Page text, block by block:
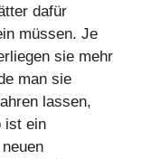
dafür
müssen. Je
sie mehr
man sie
lassen,
ist ein